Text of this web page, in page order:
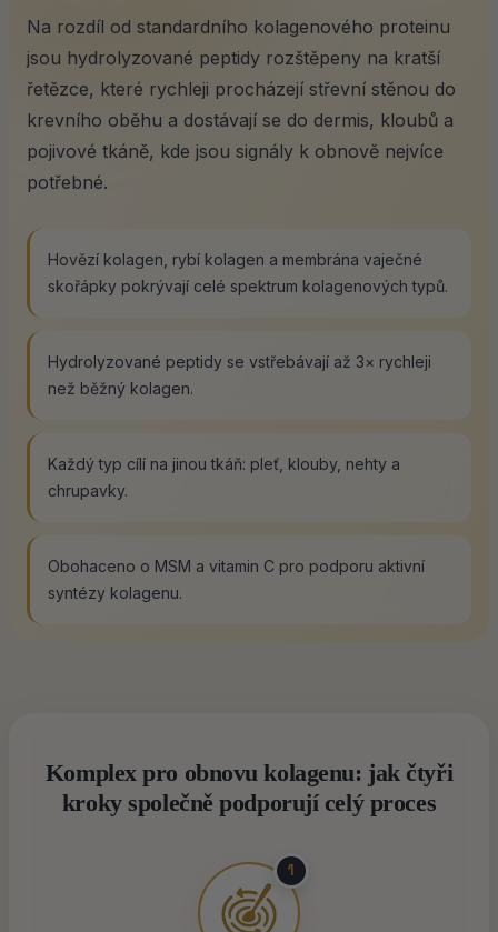
Na rozdíl od standardního kolagenového proteinu
jsou hydrolyzované peptidy rozštěpeny na kratší
řetězce, které rychleji procházejí střevní stěnou do
krevního oběhu a dostávají se do dermis, kloubů a
pojivové tkáně, kde jsou signály k obnově nejvíce
potřebné.
Hovězí kolagen, rybí kolagen a membrána vaječné
skořápky pokrývají celé spektrum kolagenových typů.
Hydrolyzované peptidy se vstřebávají až 3× rychleji
než běžný kolagen.
Každý typ cílí na jinou tkáň: pleť, klouby, nehty a
chrupavky.
Obohaceno o MSM a vitamin C pro podporu aktivní
syntézy kolagenu.
Komplex pro obnovu kolagenu: jak čtyři
kroky společně podporují celý proces
1